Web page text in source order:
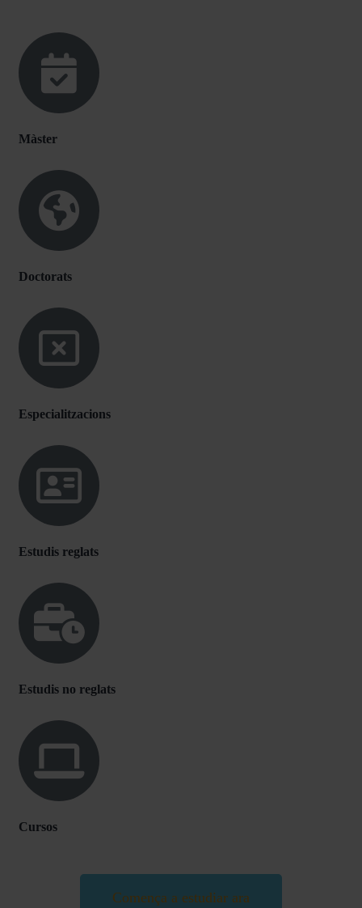
Màster
Doctorats
Especialitzacions
Estudis reglats
Estudis no reglats
Cursos
Comença a estudiar ara